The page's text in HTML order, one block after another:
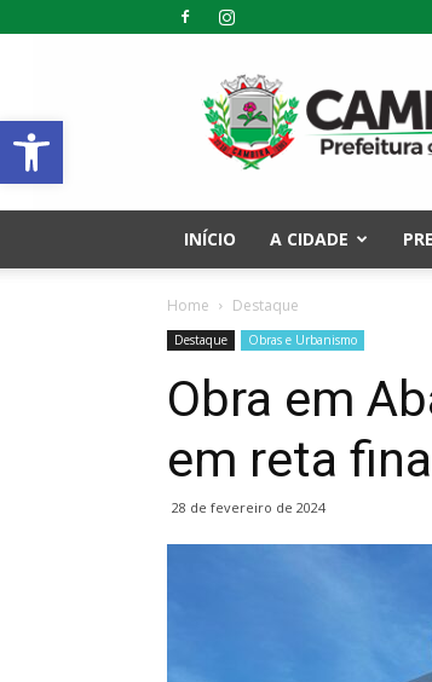
Abrir a barra de ferramentas
Prefeitura
Municipal
de
Cambira
PR
INÍCIO
A CIDADE
Home Destaque
Destaque Obras e Urbanismo
Obra em
em reta final
28 de fevereiro de 2024